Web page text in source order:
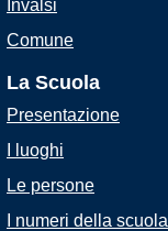
Invalsi
Comune
La Scuola
Presentazione
I luoghi
Le persone
I numeri della scuola